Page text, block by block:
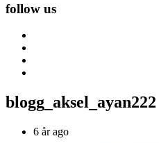
follow us
blogg_aksel_ayan222
6 år ago